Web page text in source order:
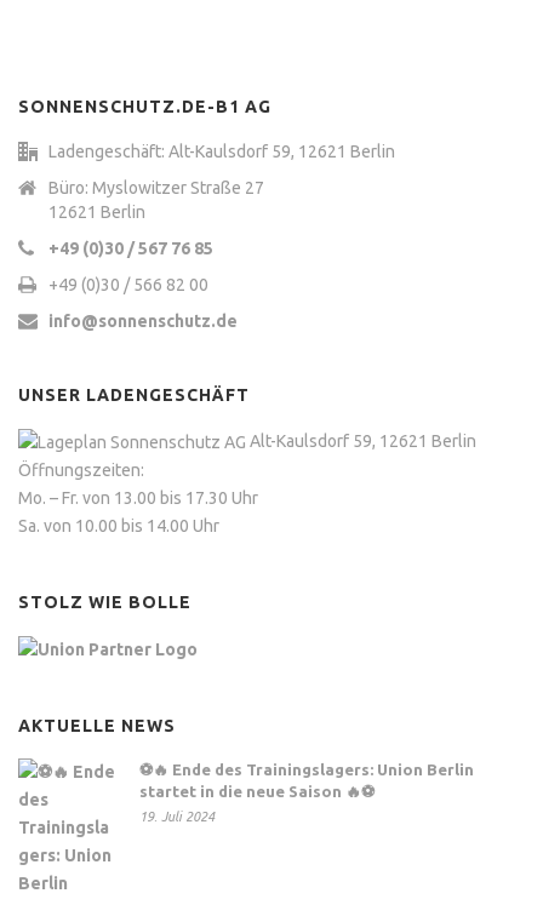
SONNENSCHUTZ.DE-B1 AG
Ladengeschäft: Alt-Kaulsdorf 59, 12621 Berlin
Büro: Myslowitzer Straße 27
12621 Berlin
+49 (0)30 / 567 76 85
+49 (0)30 / 566 82 00
info@sonnenschutz.de
UNSER LADENGESCHÄFT
Alt-Kaulsdorf 59, 12621 Berlin
Öffnungszeiten:
Mo. – Fr. von 13.00 bis 17.30 Uhr
Sa. von 10.00 bis 14.00 Uhr
STOLZ WIE BOLLE
AKTUELLE NEWS
⚽️🔥 Ende des Trainingslagers: Union Berlin
startet in die neue Saison 🔥⚽️
19. Juli 2024